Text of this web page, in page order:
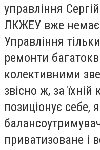
управління
ЛКЖЕУ вже немає
Управління
ремонти
колективними
звісно ж, за
позиціонує себе,
приватизоване і